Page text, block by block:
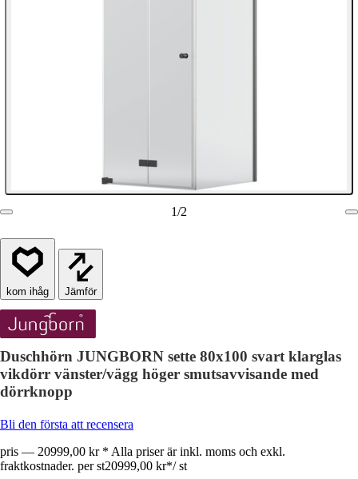
1/2
Jämför
Duschhörn JUNGBORN sette 80x100 svart klarglas
vikdörr vänster/vägg höger smutsavvisande med
dörrknopp
Bli den första att recensera
pris — 20999,00 kr * Alla priser är inkl. moms och exkl.
fraktkostnader. per st20999,00 kr*/ st